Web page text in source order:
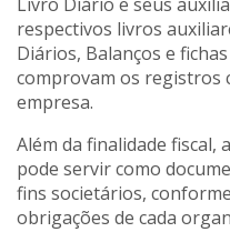
respectivos livros
Diários, Balanços e
comprovam os registros
empresa.
Além da finalidade fiscal,
pode servir como
fins societários,
obrigações de cada